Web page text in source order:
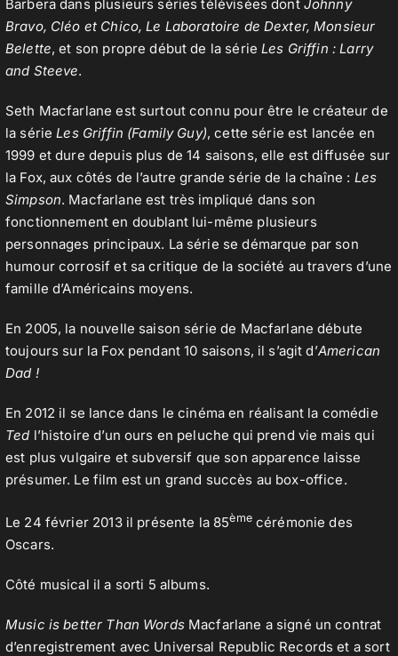
Nos flux audio
Contact
Barbera dans plusieurs séries télévisées dont Johnny
Bravo, Cléo et Chico, Le Laboratoire de Dexter, Monsieur
Belette, et son propre début de la sérieLes Griffin : Larry
and Steeve.
Seth Macfarlane est surtout connu pour être le créateur de
la sérieLes Griffin (Family Guy), cette série est lancée en
1999 et dure depuis plus de 14 saisons, elle est diffusée sur
la Fox, aux côtés de l’autre grande série de la chaîne : Les
Simpson. Macfarlane est très impliqué dans son
fonctionnement en doublant lui-même plusieurs
personnages principaux. La série se démarque par son
humour corrosif et sa critique de la société au travers d’une
famille d’Américains moyens.
En 2005, la nouvelle saison série de Macfarlane débute
toujours sur la Fox pendant 10 saisons, il s’agit d’American
Dad !
En 2012 il se lance dans le cinéma en réalisant la comédie
Ted l’histoire d’un ours en peluche qui prend vie mais qui
est plus vulgaire et subversif que son apparence laisse
présumer. Le film est un grand succès au box-office.
Le 24 février 2013 il présente la 85èmecérémonie des
Oscars.
Côté musical il a sorti 5 albums.
Music is better Than Words Macfarlane a signé un contrat
d’enregistrement avec Universal Republic Records et a sort